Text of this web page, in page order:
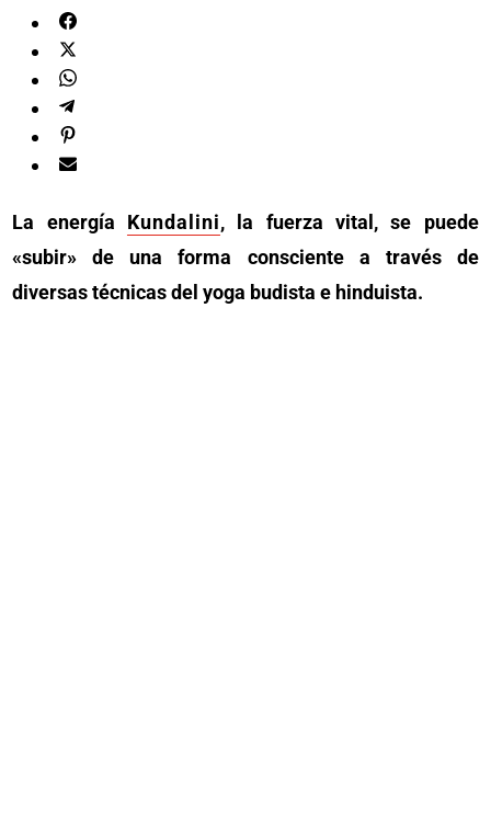
La energía Kundalini, la fuerza vital, se puede
«subir» de una forma consciente a través de
diversas técnicas del yoga budista e hinduista.